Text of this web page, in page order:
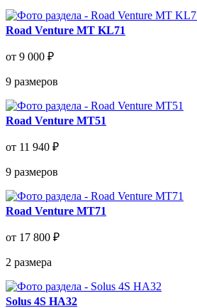
Road Venture MT KL71
от 9 000 ₽
9 размеров
Road Venture MT51
от 11 940 ₽
9 размеров
Road Venture MT71
от 17 800 ₽
2 размера
Solus 4S HA32